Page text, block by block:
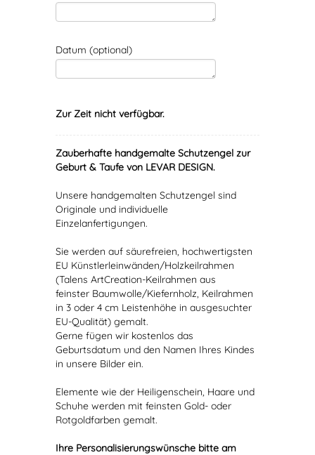
Datum (optional)
Zur Zeit nicht verfügbar.
Zauberhafte handgemalte Schutzengel zur
Geburt & Taufe von LEVAR DESIGN.
Unsere handgemalten Schutzengel sind
Originale und individuelle
Einzelanfertigungen.
Sie werden auf säurefreien, hochwertigsten
EU Künstlerleinwänden/Holzkeilrahmen
(Talens ArtCreation-Keilrahmen aus
feinster Baumwolle/Kiefernholz, Keilrahmen
in 3 oder 4 cm Leistenhöhe in ausgesuchter
EU-Qualität) gemalt.
Gerne fügen wir kostenlos das
Geburtsdatum und den Namen Ihres Kindes
in unsere Bilder ein.
Elemente wie der Heiligenschein, Haare und
Schuhe werden mit feinsten Gold- oder
Rotgoldfarben gemalt.
Ihre Personalisierungswünsche bitte am